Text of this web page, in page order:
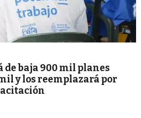
de baja 900 mil planes
y los reemplazará por